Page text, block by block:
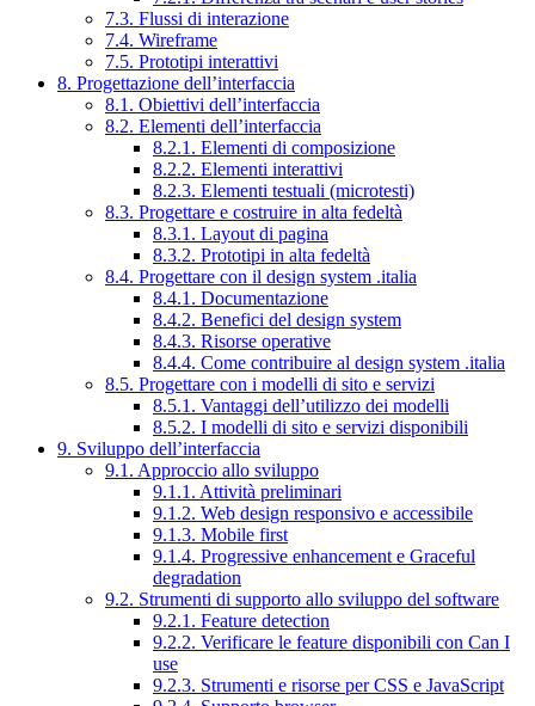
7.3. Flussi di interazione
7.4. Wireframe
7.5. Prototipi interattivi
8. Progettazione dell’interfaccia
8.1. Obiettivi dell’interfaccia
8.2. Elementi dell’interfaccia
8.2.1. Elementi di composizione
8.2.2. Elementi interattivi
8.2.3. Elementi testuali (microtesti)
8.3. Progettare e costruire in alta fedeltà
8.3.1. Layout di pagina
8.3.2. Prototipi in alta fedeltà
8.4. Progettare con il design system .italia
8.4.1. Documentazione
8.4.2. Benefici del design system
8.4.3. Risorse operative
8.4.4. Come contribuire al design system .italia
8.5. Progettare con i modelli di sito e servizi
8.5.1. Vantaggi dell’utilizzo dei modelli
8.5.2. I modelli di sito e servizi disponibili
9. Sviluppo dell’interfaccia
9.1. Approccio allo sviluppo
9.1.1. Attività preliminari
9.1.2. Web design responsivo e accessibile
9.1.3. Mobile first
9.1.4. Progressive enhancement e Graceful
degradation
9.2. Strumenti di supporto allo sviluppo del software
9.2.1. Feature detection
9.2.2. Verificare le feature disponibili con Can I
use
9.2.3. Strumenti e risorse per CSS e JavaScript